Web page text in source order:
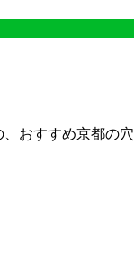
おすすめ京都の穴